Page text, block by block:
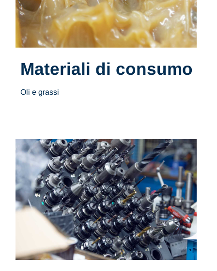
Materiali di consumo
Oli e grassi